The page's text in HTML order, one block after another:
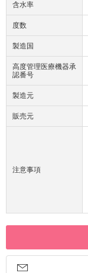
含水率
度数
製造国
高度管理医療機器承
認番号
製造元
販売元
注意事項